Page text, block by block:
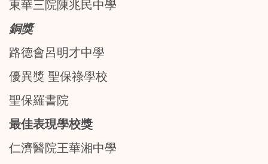
東華三院陳兆民中學
銅獎
路德會呂明才中學
優異獎 聖保祿學校
聖保羅書院
最佳表現學校獎
仁濟醫院王華湘中學